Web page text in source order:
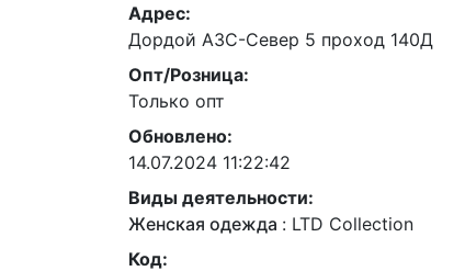
Адрес:
Дордой АЗС-Север 5 проход 140Д
Опт/Розница:
Только опт
Обновлено:
14.07.2024 11:22:42
Виды деятельности:
Женская одежда : LTD Collection
Код: